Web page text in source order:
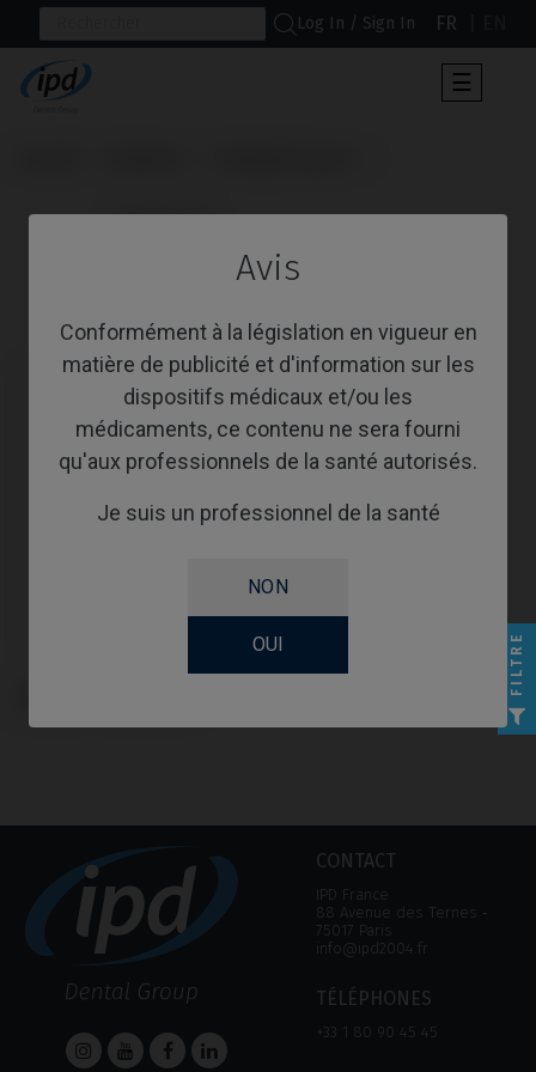
Avis
Conformément à la législation en vigueur en
matière de publicité et d'information sur les
dispositifs médicaux et/ou les
médicaments, ce contenu ne sera fourni
qu'aux professionnels de la santé autorisés.
Je suis un professionnel de la santé
NON
OUI
Log In / Sign In FR
Toggle
☰
                      Scanbodies
CONTACT
IPD France
88 Avenue des Ternes ‑
75017 Paris
info@ipd2004.fr
TÉLÉPHONES
+33 1 80 90 45 45
FILTRE